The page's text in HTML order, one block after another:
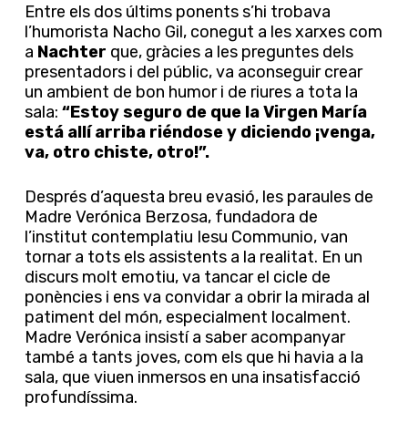
Entre els dos últims ponents s’hi trobava
l’humorista Nacho Gil, conegut a les xarxes com
a Nachter que, gràcies a les preguntes dels
presentadors i del públic, va aconseguir crear
un ambient de bon humor i de riures a tota la
sala: “Estoy seguro de que la Virgen María
está allí arriba riéndose y diciendo ¡venga,
va, otro chiste, otro!”.
Després d’aquesta breu evasió, les paraules de
Madre Verónica Berzosa, fundadora de
l’institut contemplatiu Iesu Communio, van
tornar a tots els assistents a la realitat. En un
discurs molt emotiu, va tancar el cicle de
ponències i ens va convidar a obrir la mirada al
patiment del món, especialment localment.
Madre Verónica insistí a saber acompanyar
també a tants joves, com els que hi havia a la
sala, que viuen inmersos en una insatisfacció
profundíssima.